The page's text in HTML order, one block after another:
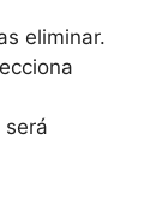
eliminar.
será